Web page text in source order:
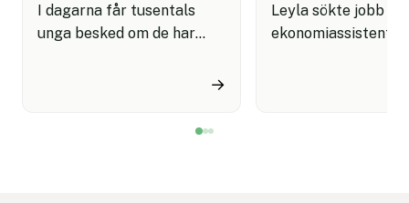
I dagarna får tusentals
unga besked om de har
inte kom in vi ska tycka
→
Leyla sökte jobb
ekonomiassistent.